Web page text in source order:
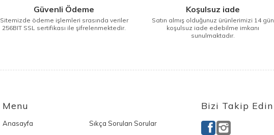
Güvenli Ödeme
Sitemizde ödeme işlemleri srasında veriler
256BIT SSL sertifikası ile şifrelenmektedir.
Koşulsuz iade
Satın almış olduğunuz ürünlerimizi 14 gün
koşulsuz iade edebilme imkanı
sunulmaktadır.
Menu
Anasayfa
Sıkça Sorulan Sorular
Bizi Takip Edin